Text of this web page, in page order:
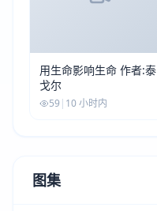
用生命影响生命 作者:泰
戈尔
59 | 10 小时内
图集